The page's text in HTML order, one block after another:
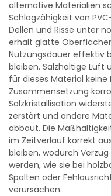
alternative Materialien
Schlagzähigkeit von
Dellen und Risse unter
erhält glatte
Nutzungsdauer effektiv
bleiben. Salzhaltige
für dieses Material
Zusammensetzung
Salzkristallisation
zerstört und andere
abbaut. Die
im Zeitverlauf korrekt
bleiben, wodurch
werden, wie sie bei
Spalten oder
verursachen.